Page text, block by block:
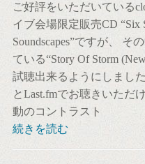
ご好評をいただいている
イブ会場限定販売CD “Six
Soundscapes”ですが、 そ
ている“Story Of Storm
試聴出来るようにしまし
とLast.fmでお聴きいただ
動のコントラスト
続きを読む